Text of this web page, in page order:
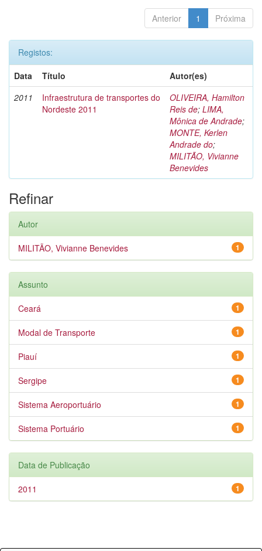
Anterior 1 Próxima
Registos:
Data
Título
Autor(es)
2011
Infraestrutura de transportes do
Nordeste 2011
OLIVEIRA, Hamilton
Reis de; LIMA,
Mônica de Andrade;
MONTE, Kerlen
Andrade do;
MILITÃO, Vivianne
Benevides
Refinar
Autor
1
MILITÃO, Vivianne Benevides
Assunto
1
Ceará
1
Modal de Transporte
1
Piauí
1
Sergipe
1
Sistema Aeroportuário
1
Sistema Portuário
Data de Publicação
1
2011